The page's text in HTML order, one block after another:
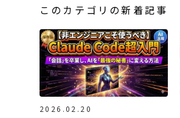
このカテゴリの新着記事
2026.02.20